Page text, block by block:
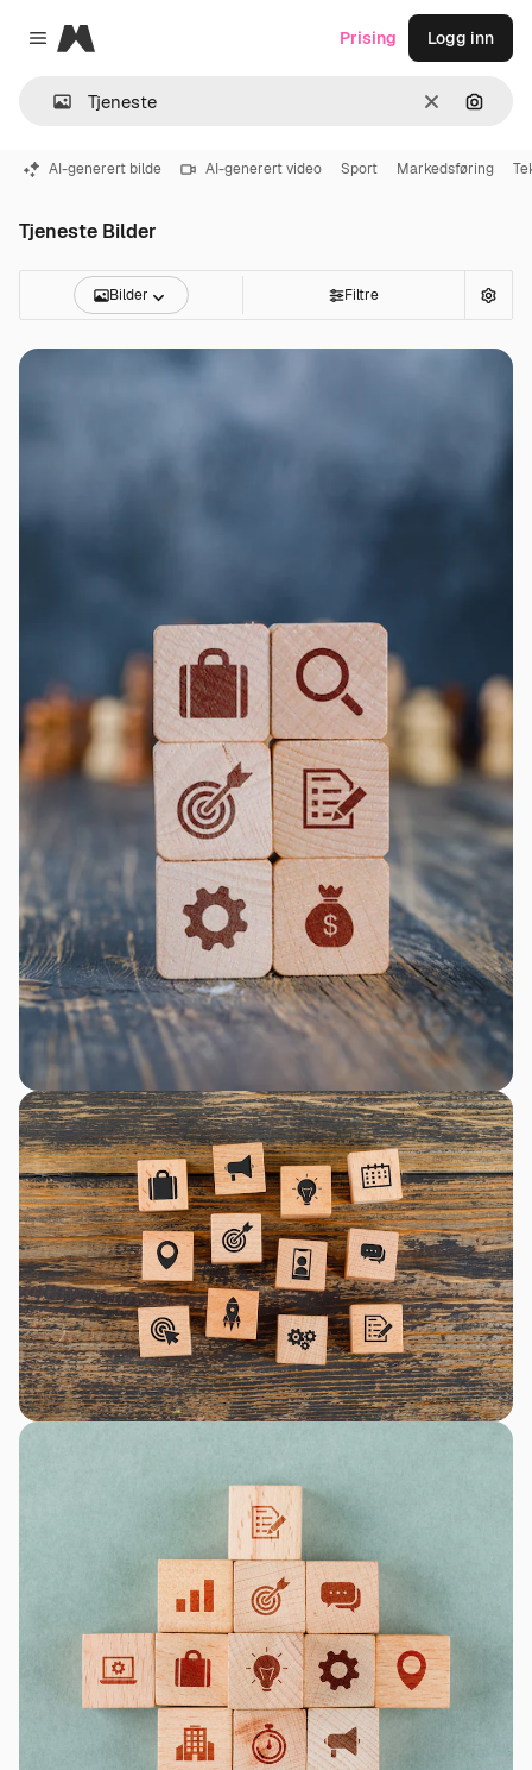
Close menu
Magnific
Slett Søk
Prising Logg inn
AI-generert bilde AI-generert video Sport Markedsføring
Tjeneste Bilder
Bilder Filtre